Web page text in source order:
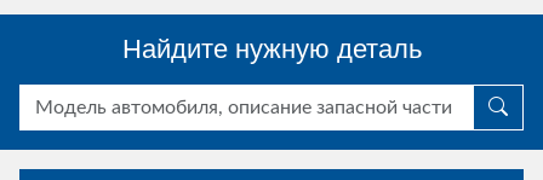
Найдите нужную деталь